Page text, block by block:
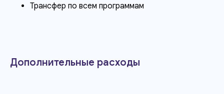
Трансфер по всем программам
Дополнительные расходы